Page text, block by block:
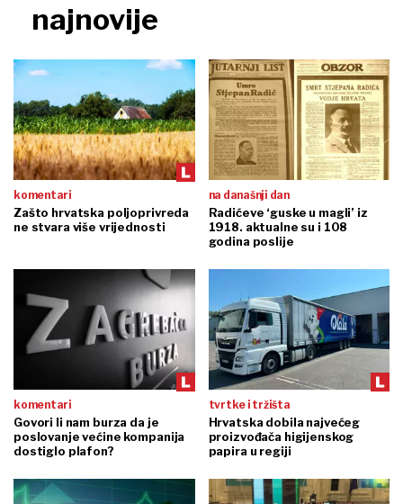
najnovije
komentari
Zašto hrvatska poljoprivreda
ne stvara više vrijednosti
na današnji dan
Radićeve ‘guske u magli’ iz
1918. aktualne su i 108
godina poslije
komentari
Govori li nam burza da je
poslovanje većine kompanija
dostiglo plafon?
tvrtke i tržišta
Hrvatska dobila najvećeg
proizvođača higijenskog
papira u regiji